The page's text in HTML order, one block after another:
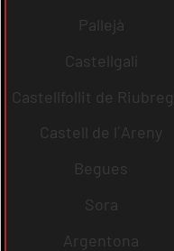
Pallejà
Castellgalí
Castellfollit de
Castell de l´Areny
Begues
Sora
Argentona